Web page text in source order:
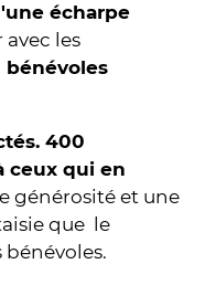
écharpe
les
bénévoles
400
ceux qui en
générosité et une
que le